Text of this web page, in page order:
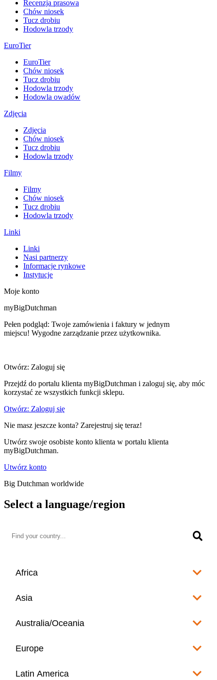
Recenzja prasowa
Chów niosek
Tucz drobiu
Hodowla trzody
EuroTier
EuroTier
Chów niosek
Tucz drobiu
Hodowla trzody
Hodowla owadów
Zdjęcia
Zdjęcia
Chów niosek
Tucz drobiu
Hodowla trzody
Filmy
Filmy
Chów niosek
Tucz drobiu
Hodowla trzody
Linki
Linki
Nasi partnerzy
Informacje rynkowe
Instytucje
Moje konto
myBigDutchman
Pełen podgląd: Twoje zamówienia i faktury w jednym
miejscu! Wygodne zarządzanie przez użytkownika.
Otwórz: Zaloguj się
Przejdź do portalu klienta myBigDutchman i zaloguj się, aby móc
korzystać ze wszystkich funkcji sklepu.
Otwórz: Zaloguj się
Nie masz jeszcze konta? Zarejestruj się teraz!
Utwórz swoje osobiste konto klienta w portalu klienta
myBigDutchman.
Utwórz konto
Big Dutchman worldwide
Select a language/region
Africa
Angola
Français
Asia
Afghanistan
Bangladesh
Australia/Oceania
Fiji
Europe
Albania
Latin America